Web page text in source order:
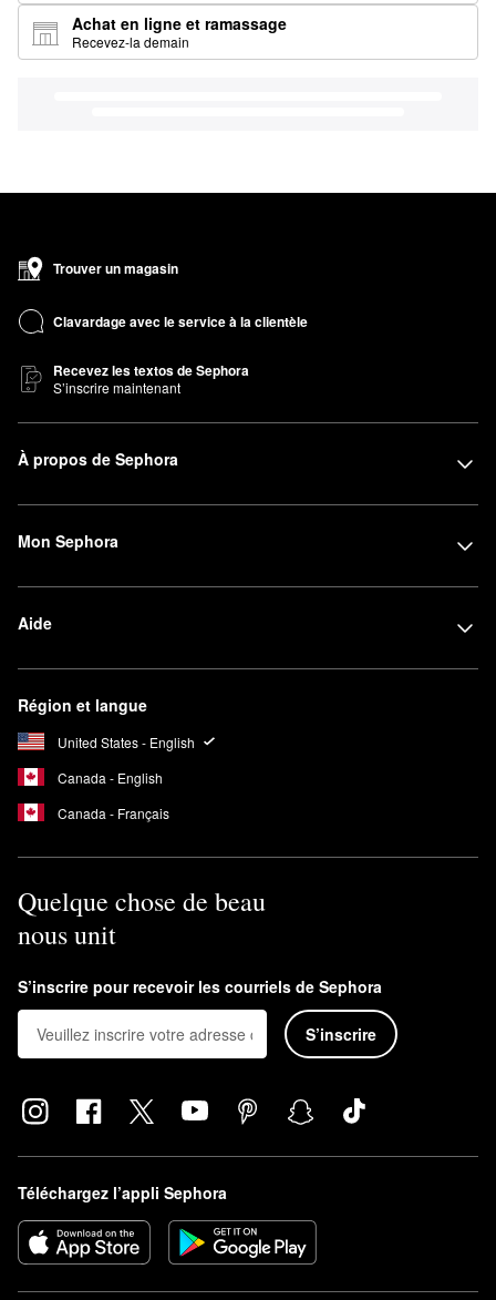
Achat en ligne et ramassage
Recevez-la demain
Trouver un magasin
Clavardage avec le service à la clientèle
Recevez les textos de Sephora
S’inscrire maintenant
À propos de Sephora
Mon Sephora
Aide
Région et langue
United States - English
Canada - English
Canada - Français
Quelque chose de beau
nous unit
S’inscrire pour recevoir les courriels de Sephora
S’inscrire
Téléchargez l’appli Sephora